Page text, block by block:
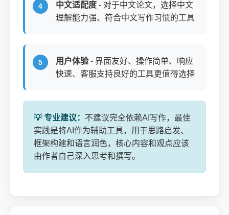
中文适配度 - 对于中文论文，选择中文
理解能力强、符合中文写作习惯的工具
用户体验- 界面友好、操作简单、响应
快速、客服支持良好的工具更值得选择
💡 专业建议： 不建议完全依赖AI写作，最佳
实践是将AI作为辅助工具，用于思路启发、
框架构建和语言润色，核心内容和观点应该
由作者自己深入思考和撰写。